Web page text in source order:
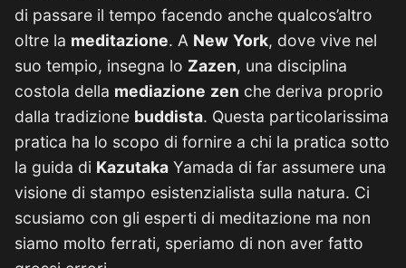
di passare il tempo facendo anche qualcos’altro
oltre la meditazione. A New York, dove vive nel
suo tempio, insegna lo Zazen, una disciplina
costola della mediazione zen che deriva proprio
dalla tradizione buddista. Questa particolarissima
pratica ha lo scopo di fornire a chi la pratica sotto
la guida di Kazutaka Yamada di far assumere una
visione di stampo esistenzialista sulla natura. Ci
scusiamo con gli esperti di meditazione ma non
siamo molto ferrati, speriamo di non aver fatto